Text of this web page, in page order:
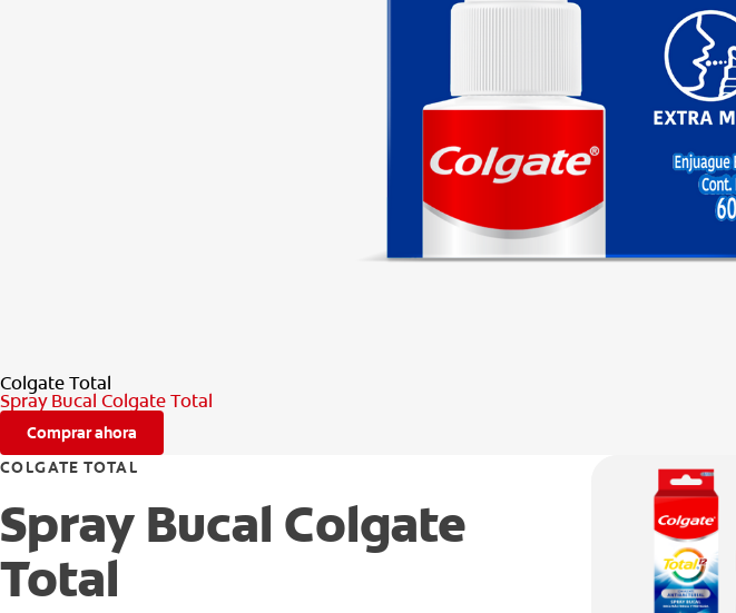
Colgate Total
Spray Bucal Colgate Total
Comprar ahora
COLGATE TOTAL
Spray Bucal Colgate
Total